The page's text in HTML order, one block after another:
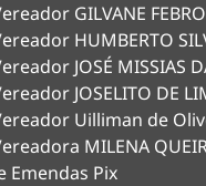
GILVANE
HUMBERTO
JOSÉ MISSIAS
JOSELITO DE
Uilliman de
MILENA
Emendas Pix